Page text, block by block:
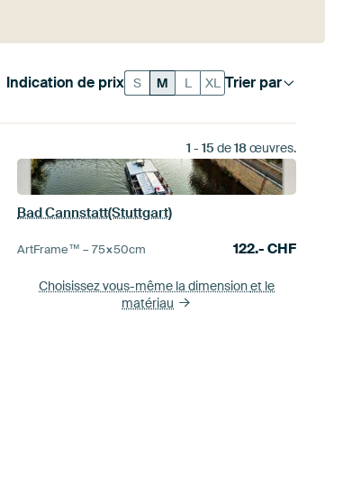
Trier par
Indication de prix S M L XL
1 - 15de18œuvres.
Bad Cannstatt(Stuttgart)
ArtFrame™ –75×50cm 122.- CHF
Choisissez vous-même la dimensionet le
matériau